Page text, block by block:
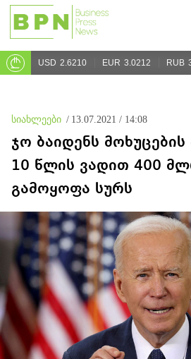
USD 2.6210 EUR 3.0212 RUB
სიახლეები / 13.07.2021 / 14:08
ჯო ბაიდენს
10 წლის ვადით 400
გამოყოფა სურს